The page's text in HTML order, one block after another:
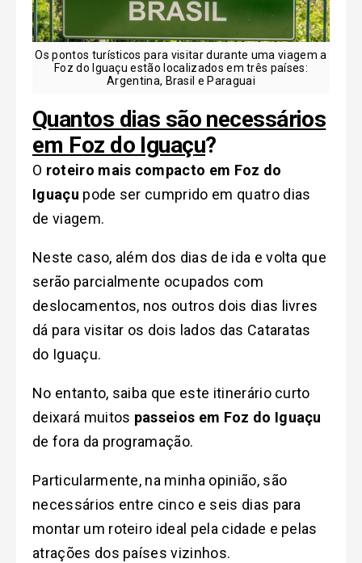
Os pontos turísticos para visitar durante uma viagem a
Foz do Iguaçu estão localizados em três países:
Argentina, Brasil e Paraguai
Quantos dias são necessários
em Foz do Iguaçu?
O roteiro mais compacto em Foz do
Iguaçu pode ser cumprido em quatro dias
de viagem.
Neste caso, além dos dias de ida e volta que
serão parcialmente ocupados com
deslocamentos, nos outros dois dias livres
dá para visitar os dois lados das Cataratas
do Iguaçu.
No entanto, saiba que este itinerário curto
deixará muitos passeios em Foz do Iguaçu
de fora da programação.
Particularmente, na minha opinião, são
necessários entre cinco e seis dias para
montar um roteiro ideal pela cidade e pelas
atrações dos países vizinhos.